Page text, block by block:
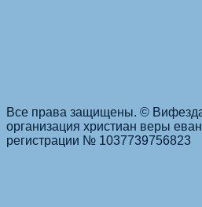
Все права защищены. ©
организация христиан веры
регистрации № 1037739756823